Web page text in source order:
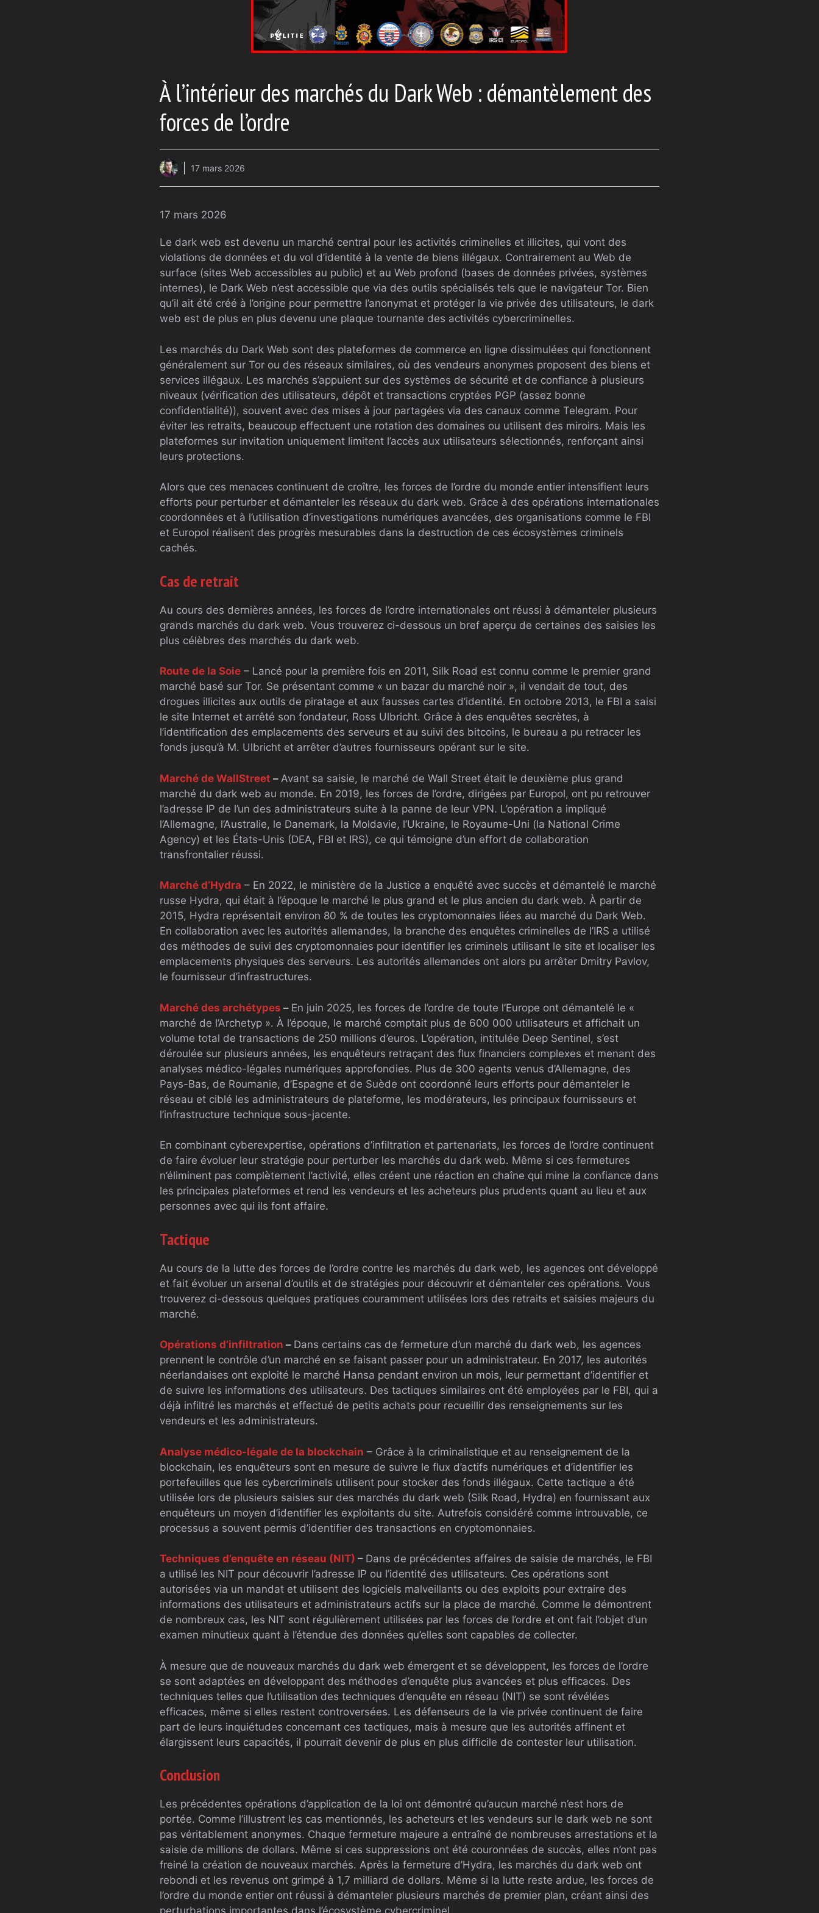
À l’intérieur des marchés du Dark Web : démantèlement des
forces de l’ordre
17 mars 2026
17 mars 2026
Le dark web est devenu un marché central pour les activités criminelles et illicites, qui vont des
violations de données et du vol d’identité à la vente de biens illégaux. Contrairement au Web de
surface (sites Web accessibles au public) et au Web profond (bases de données privées, systèmes
internes), le Dark Web n’est accessible que via des outils spécialisés tels que le navigateur Tor. Bien
qu’il ait été créé à l’origine pour permettre l’anonymat et protéger la vie privée des utilisateurs, le dark
web est de plus en plus devenu une plaque tournante des activités cybercriminelles.
Les marchés du Dark Web sont des plateformes de commerce en ligne dissimulées qui fonctionnent
généralement sur Tor ou des réseaux similaires, où des vendeurs anonymes proposent des biens et
services illégaux. Les marchés s’appuient sur des systèmes de sécurité et de confiance à plusieurs
niveaux (vérification des utilisateurs, dépôt et transactions cryptées PGP (assez bonne
confidentialité)), souvent avec des mises à jour partagées via des canaux comme Telegram. Pour
éviter les retraits, beaucoup effectuent une rotation des domaines ou utilisent des miroirs. Mais les
plateformes sur invitation uniquement limitent l’accès aux utilisateurs sélectionnés, renforçant ainsi
leurs protections.
Alors que ces menaces continuent de croître, les forces de l’ordre du monde entier intensifient leurs
efforts pour perturber et démanteler les réseaux du dark web. Grâce à des opérations internationales
coordonnées et à l’utilisation d’investigations numériques avancées, des organisations comme le FBI
et Europol réalisent des progrès mesurables dans la destruction de ces écosystèmes criminels
cachés.
Cas de retrait
Au cours des dernières années, les forces de l’ordre internationales ont réussi à démanteler plusieurs
grands marchés du dark web. Vous trouverez ci-dessous un bref aperçu de certaines des saisies les
plus célèbres des marchés du dark web.
Route de la Soie – Lancé pour la première fois en 2011, Silk Road est connu comme le premier grand
marché basé sur Tor. Se présentant comme « un bazar du marché noir », il vendait de tout, des
drogues illicites aux outils de piratage et aux fausses cartes d’identité. En octobre 2013, le FBI a saisi
le site Internet et arrêté son fondateur, Ross Ulbricht. Grâce à des enquêtes secrètes, à
l’identification des emplacements des serveurs et au suivi des bitcoins, le bureau a pu retracer les
fonds jusqu’à M. Ulbricht et arrêter d’autres fournisseurs opérant sur le site.
Marché de WallStreet – Avant sa saisie, le marché de Wall Street était le deuxième plus grand
marché du dark web au monde. En 2019, les forces de l’ordre, dirigées par Europol, ont pu retrouver
l’adresse IP de l’un des administrateurs suite à la panne de leur VPN. L’opération a impliqué
l’Allemagne, l’Australie, le Danemark, la Moldavie, l’Ukraine, le Royaume-Uni (la National Crime
Agency) et les États-Unis (DEA, FBI et IRS), ce qui témoigne d’un effort de collaboration
transfrontalier réussi.
Marché d’Hydra – En 2022, le ministère de la Justice a enquêté avec succès et démantelé le marché
russe Hydra, qui était à l’époque le marché le plus grand et le plus ancien du dark web. À partir de
2015, Hydra représentait environ 80 % de toutes les cryptomonnaies liées au marché du Dark Web.
En collaboration avec les autorités allemandes, la branche des enquêtes criminelles de l’IRS a utilisé
des méthodes de suivi des cryptomonnaies pour identifier les criminels utilisant le site et localiser les
emplacements physiques des serveurs. Les autorités allemandes ont alors pu arrêter Dmitry Pavlov,
le fournisseur d’infrastructures.
Marché des archétypes – En juin 2025, les forces de l’ordre de toute l’Europe ont démantelé le «
marché de l’Archetyp ». À l’époque, le marché comptait plus de 600 000 utilisateurs et affichait un
volume total de transactions de 250 millions d’euros. L’opération, intitulée Deep Sentinel, s’est
déroulée sur plusieurs années, les enquêteurs retraçant des flux financiers complexes et menant des
analyses médico-légales numériques approfondies. Plus de 300 agents venus d’Allemagne, des
Pays-Bas, de Roumanie, d’Espagne et de Suède ont coordonné leurs efforts pour démanteler le
réseau et ciblé les administrateurs de plateforme, les modérateurs, les principaux fournisseurs et
l’infrastructure technique sous-jacente.
En combinant cyberexpertise, opérations d’infiltration et partenariats, les forces de l’ordre continuent
de faire évoluer leur stratégie pour perturber les marchés du dark web. Même si ces fermetures
n’éliminent pas complètement l’activité, elles créent une réaction en chaîne qui mine la confiance dans
les principales plateformes et rend les vendeurs et les acheteurs plus prudents quant au lieu et aux
personnes avec qui ils font affaire.
Tactique
Au cours de la lutte des forces de l’ordre contre les marchés du dark web, les agences ont développé
et fait évoluer un arsenal d’outils et de stratégies pour découvrir et démanteler ces opérations. Vous
trouverez ci-dessous quelques pratiques couramment utilisées lors des retraits et saisies majeurs du
marché.
Opérations d’infiltration – Dans certains cas de fermeture d’un marché du dark web, les agences
prennent le contrôle d’un marché en se faisant passer pour un administrateur. En 2017, les autorités
néerlandaises ont exploité le marché Hansa pendant environ un mois, leur permettant d’identifier et
de suivre les informations des utilisateurs. Des tactiques similaires ont été employées par le FBI, qui a
déjà infiltré les marchés et effectué de petits achats pour recueillir des renseignements sur les
vendeurs et les administrateurs.
Analyse médico-légale de la blockchain – Grâce à la criminalistique et au renseignement de la
blockchain, les enquêteurs sont en mesure de suivre le flux d’actifs numériques et d’identifier les
portefeuilles que les cybercriminels utilisent pour stocker des fonds illégaux. Cette tactique a été
utilisée lors de plusieurs saisies sur des marchés du dark web (Silk Road, Hydra) en fournissant aux
enquêteurs un moyen d’identifier les exploitants du site. Autrefois considéré comme introuvable, ce
processus a souvent permis d’identifier des transactions en cryptomonnaies.
Techniques d’enquête en réseau (NIT) – Dans de précédentes affaires de saisie de marchés, le FBI
a utilisé les NIT pour découvrir l’adresse IP ou l’identité des utilisateurs. Ces opérations sont
autorisées via un mandat et utilisent des logiciels malveillants ou des exploits pour extraire des
informations des utilisateurs et administrateurs actifs sur la place de marché. Comme le démontrent
de nombreux cas, les NIT sont régulièrement utilisées par les forces de l’ordre et ont fait l’objet d’un
examen minutieux quant à l’étendue des données qu’elles sont capables de collecter.
À mesure que de nouveaux marchés du dark web émergent et se développent, les forces de l’ordre
se sont adaptées en développant des méthodes d’enquête plus avancées et plus efficaces. Des
techniques telles que l’utilisation des techniques d’enquête en réseau (NIT) se sont révélées
efficaces, même si elles restent controversées. Les défenseurs de la vie privée continuent de faire
part de leurs inquiétudes concernant ces tactiques, mais à mesure que les autorités affinent et
élargissent leurs capacités, il pourrait devenir de plus en plus difficile de contester leur utilisation.
Conclusion
Les précédentes opérations d’application de la loi ont démontré qu’aucun marché n’est hors de
portée. Comme l’illustrent les cas mentionnés, les acheteurs et les vendeurs sur le dark web ne sont
pas véritablement anonymes. Chaque fermeture majeure a entraîné de nombreuses arrestations et la
saisie de millions de dollars. Même si ces suppressions ont été couronnées de succès, elles n’ont pas
freiné la création de nouveaux marchés. Après la fermeture d’Hydra, les marchés du dark web ont
rebondi et les revenus ont grimpé à 1,7 milliard de dollars. Même si la lutte reste ardue, les forces de
l’ordre du monde entier ont réussi à démanteler plusieurs marchés de premier plan, créant ainsi des